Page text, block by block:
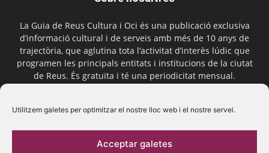
Utilitzem galetes per optimitzar el nostre lloc web i el nostre servei.
Acceptar galetes
La Guia de Reus Cultura i Oci és una publicació exclusiva
d’informació cultural i de serveis amb més de 10 anys de
trajectòria, que aglutina tota l’activitat d’interès lúdic que
programen les principals entitats i institucions de la ciutat
de Reus. És gratuïta i té una periodicitat mensual.
Segueix-nos